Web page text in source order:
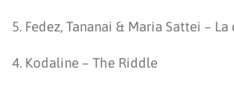
5. Fedez, Tananai & Maria Sattei –
4. Kodaline – The Riddle